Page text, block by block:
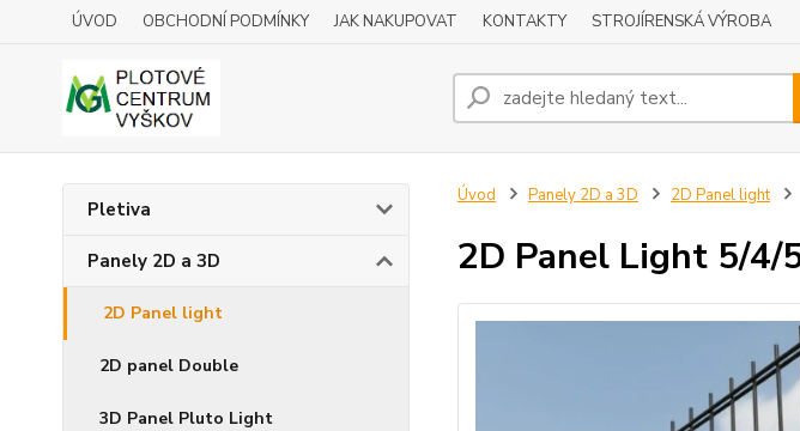
ÚVOD OBCHODNÍ PODMÍNKY JAK NAKUPOVAT KONTAKTY STROJÍRENSKÁ VÝROBA
Pletiva
Panely 2D a 3D
2D Panel light
2D panel Double
3D Panel Pluto Light
Úvod Panely 2D a 3D 2D Panel light
2D Panel Light 5/